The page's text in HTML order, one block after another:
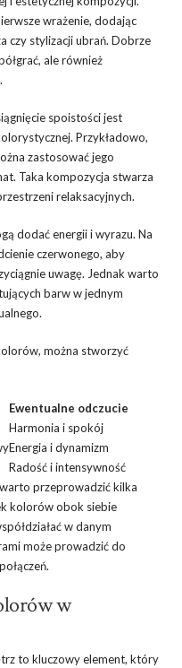
wrażenie, dodając
czy stylizacji ubrań. Dobrze
ale również
spoistości jest
Przykładowo,
zastosować jego
Taka kompozycja stwarza
relaksacyjnych.
dodać energii i wyrazu. Na
czerwonego, aby
uwagę. Jednak warto
barw w jednym
można stworzyć
Ewentualne odczucie
Harmonia i spokój
Energia i dynamizm
Radość i intensywność
przeprowadzić kilka
kolorów obok siebie
w danym
może prowadzić do
w
to kluczowy element, który